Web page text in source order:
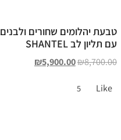
טבעת יהלומים שחורים ולבנים
עם תליון לב SHANTEL
₪8,700.00
₪5,900.00
Like
5